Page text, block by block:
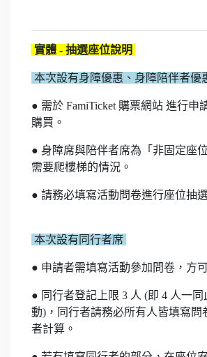
實體 - 抽選座位說明
本次設有身障優惠、身障陪伴者優
● 需於 FamiTicket 購票網站 進行申
購買。
● 身障席與陪伴者席為「非固定座位
需要爬樓梯的情況。
● 請務必填寫活動問卷進行座位抽
本次設有同行者席
● 申請者需填寫活動參加問卷，方
● 同行者登記上限 3 人 (即 4 人一
動)，同行者請務必所有人皆填寫問
者計算。